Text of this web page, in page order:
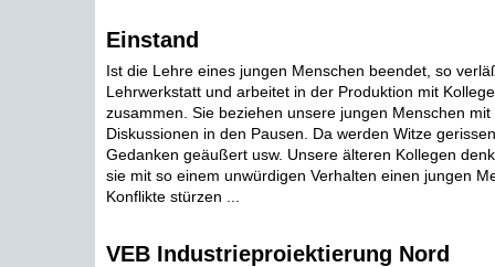
Einstand
Ist die Lehre eines jungen Menschen beendet, so
Lehrwerkstatt und arbeitet in der Produktion mit
zusammen. Sie beziehen unsere jungen Menschen mit
Diskussionen in den Pausen. Da werden Witze
Gedanken geäußert usw. Unsere älteren Kollegen
sie mit so einem unwürdigen Verhalten einen jungen
Konflikte stürzen ...
VEB Industrieproiektierung Nord